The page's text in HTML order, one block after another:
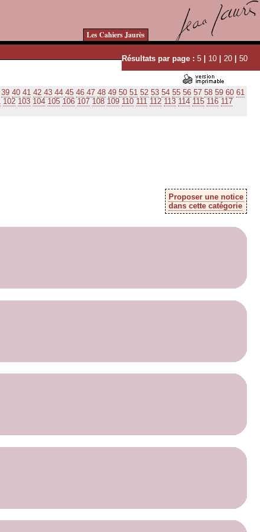
Les Cahiers Jaurès
Résultats par page : 5 | 10 | 20 | 50
39 40 41 42 43 44 45 46 47 48 49 50 51 52 53 54 55 56 57 58 59 60 61
102 103 104 105 106 107 108 109 110 111 112 113 114 115 116 117
Proposer une notice
dans cette catégorie